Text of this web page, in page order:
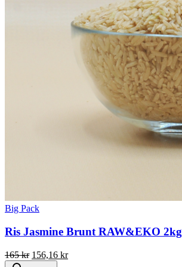
Big Pack
Ris Jasmine Brunt RAW&EKO 2kg
165kr Det
ursprungliga
156,16 krDet